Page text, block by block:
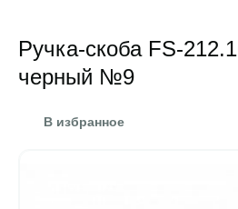
Ручка-скоба FS-
черный №9
В избранное